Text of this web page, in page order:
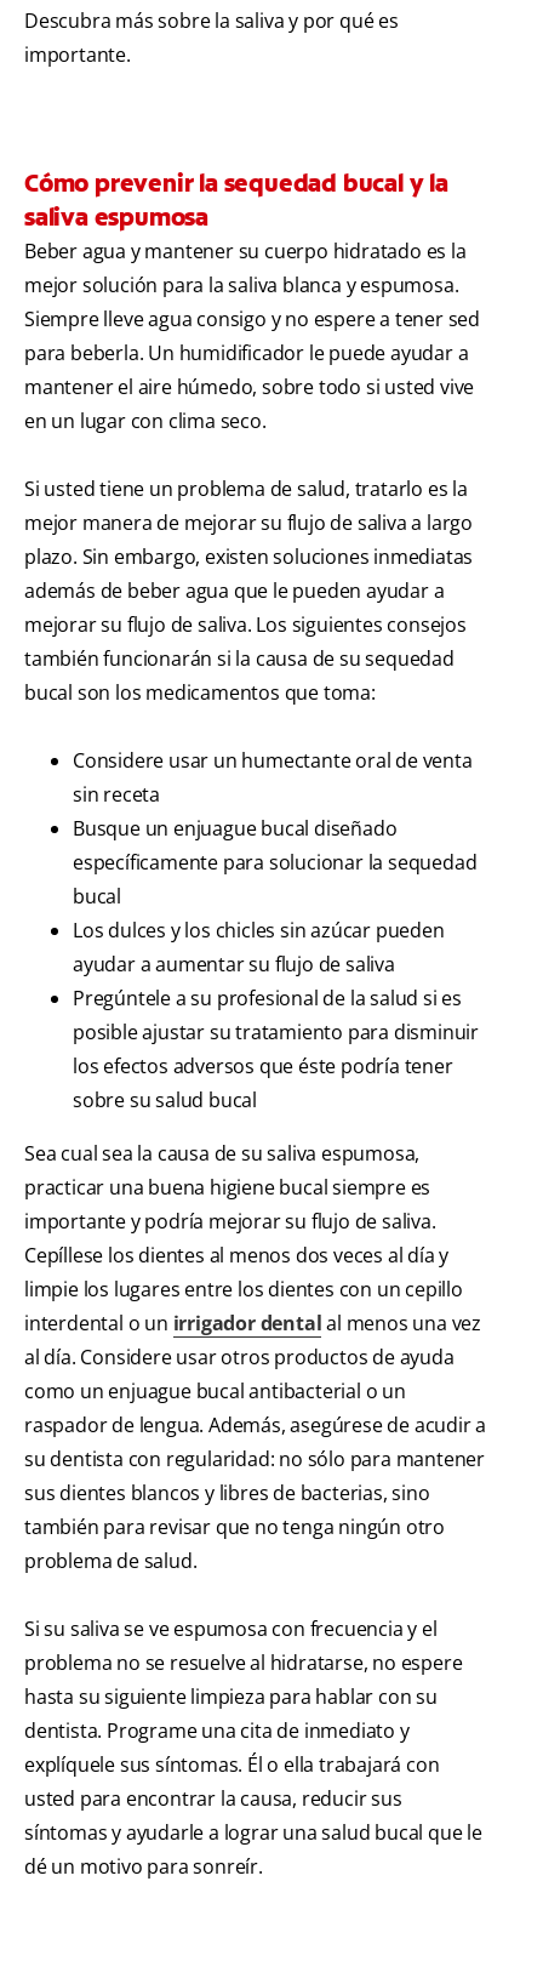
Descubra más sobre la saliva y por qué es
importante.
Cómo prevenir la sequedad bucal y la
saliva espumosa
Beber agua y mantener su cuerpo hidratado es la
mejor solución para la saliva blanca y espumosa.
Siempre lleve agua consigo y no espere a tener sed
para beberla. Un humidificador le puede ayudar a
mantener el aire húmedo, sobre todo si usted vive
en un lugar con clima seco.
Si usted tiene un problema de salud, tratarlo es la
mejor manera de mejorar su flujo de saliva a largo
plazo. Sin embargo, existen soluciones inmediatas
además de beber agua que le pueden ayudar a
mejorar su flujo de saliva. Los siguientes consejos
también funcionarán si la causa de su sequedad
bucal son los medicamentos que toma:
Considere usar un humectante oral de venta
sin receta
Busque un enjuague bucal diseñado
específicamente para solucionar la sequedad
bucal
Los dulces y los chicles sin azúcar pueden
ayudar a aumentar su flujo de saliva
Pregúntele a su profesional de la salud si es
posible ajustar su tratamiento para disminuir
los efectos adversos que éste podría tener
sobre su salud bucal
Sea cual sea la causa de su saliva espumosa,
practicar una buena higiene bucal siempre es
importante y podría mejorar su flujo de saliva.
Cepíllese los dientes al menos dos veces al día y
limpie los lugares entre los dientes con un cepillo
interdental o un irrigador dentalal menos una vez
al día. Considere usar otros productos de ayuda
como un enjuague bucal antibacterial o un
raspador de lengua. Además, asegúrese de acudir a
su dentista con regularidad: no sólo para mantener
sus dientes blancos y libres de bacterias, sino
también para revisar que no tenga ningún otro
problema de salud.
Si su saliva se ve espumosa con frecuencia y el
problema no se resuelve al hidratarse, no espere
hasta su siguiente limpieza para hablar con su
dentista. Programe una cita de inmediato y
explíquele sus síntomas. Él o ella trabajará con
usted para encontrar la causa, reducir sus
síntomas y ayudarle a lograr una salud bucal que le
dé un motivo para sonreír.